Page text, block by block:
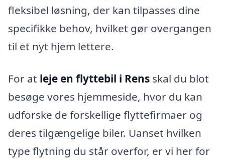
fleksibel løsning, der kan tilpasses dine
specifikke behov, hvilket gør overgangen
til et nyt hjem lettere.
For at leje en flyttebil i Rens skal du blot
besøge vores hjemmeside, hvor du kan
udforske de forskellige flyttefirmaer og
deres tilgængelige biler. Uanset hvilken
type flytning du står overfor, er vi her for